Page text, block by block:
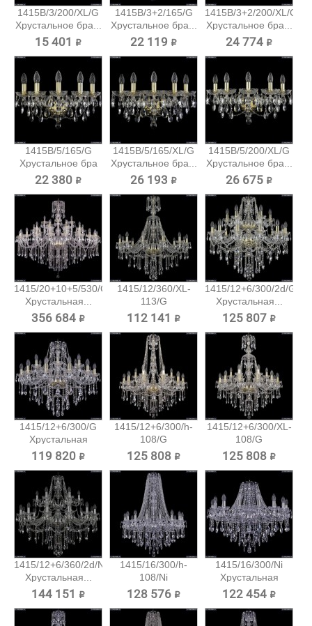
1415B/3/200/XL/G
Хрустальное бра...
15 401 ₽
1415B/3+2/165/G
Хрустальное бра...
22 119 ₽
1415B/3+2/200/XL/G
Хрустальное бра...
24 774 ₽
1415B/5/165/G
Хрустальное бра
Bohemia...
22 380 ₽
1415B/5/165/XL/G
Хрустальное бра...
26 193 ₽
1415B/5/200/XL/G
Хрустальное бра...
26 675 ₽
1415/20+10+5/530/G
Хрустальная...
356 684 ₽
1415/12/360/XL-
113/G
Хрустальная...
112 141 ₽
1415/12+6/300/2d/G
Хрустальная...
125 807 ₽
1415/12+6/300/G
Хрустальная
подвесная...
119 820 ₽
1415/12+6/300/h-
108/G
Хрустальная...
125 808 ₽
1415/12+6/300/XL-
108/G
Хрустальная...
125 808 ₽
1415/12+6/360/2d/Ni
Хрустальная...
144 151 ₽
1415/16/300/h-
108/Ni
Хрустальная...
128 576 ₽
1415/16/300/Ni
Хрустальная
подвесная...
122 454 ₽